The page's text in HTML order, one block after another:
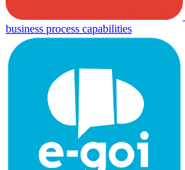
business process capabilities